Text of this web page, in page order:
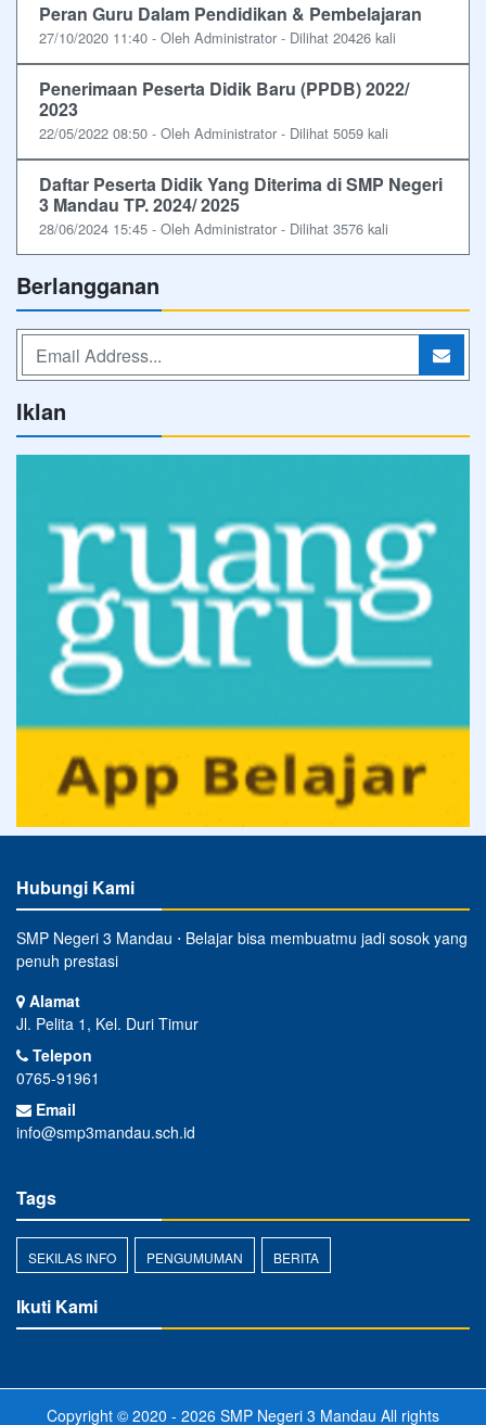
Peran Guru Dalam Pendidikan & Pembelajaran
27/10/2020 11:40 - Oleh Administrator - Dilihat 20426 kali
Penerimaan Peserta Didik Baru (PPDB) 2022/
2023
22/05/2022 08:50 - Oleh Administrator - Dilihat 5059 kali
Daftar Peserta Didik Yang Diterima di SMP Negeri
3 Mandau TP. 2024/ 2025
28/06/2024 15:45 - Oleh Administrator - Dilihat 3576 kali
Berlangganan
Iklan
Hubungi Kami
SMP Negeri 3 Mandau ⋅ Belajar bisa membuatmu jadi sosok yang
penuh prestasi
Alamat
Jl. Pelita 1, Kel. Duri Timur
Telepon
0765-91961
Email
info@smp3mandau.sch.id
Tags
SEKILAS INFO PENGUMUMAN BERITA
Ikuti Kami
Copyright © 2020 - 2026 SMP Negeri 3 Mandau All rights